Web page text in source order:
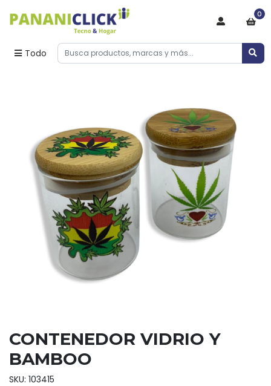
Todo
0
CONTENEDOR VIDRIO Y
BAMBOO
SKU: 103415